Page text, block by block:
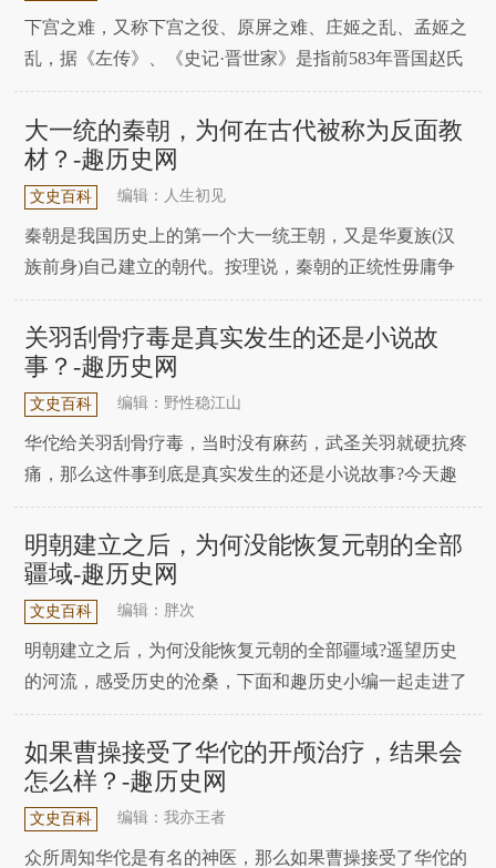
下宫之难，又称下宫之役、原屏之难、庄姬之乱、孟姬之
乱，据《左传》、《史记·晋世家》是指前583年晋国赵氏
家族原屏两支被灭，赵武一系夺回宗主的历史事件。此事
对赵氏打击不小，直到晋悼公时期赵武才让家族复兴。
《史记·赵世家》《史记·韩世家》误记其事发生在前597
年，虚构出"赵氏孤儿"的传奇故事，不过赵武复
大一统的秦朝，为何在古代被称为反面教
材？-趣历史网
文史百科 编辑：人生初见
秦朝是我国历史上的第一个大一统王朝，又是华夏族(汉
族前身)自己建立的朝代。按理说，秦朝的正统性毋庸争
议。但实际上却并非如此，秦朝一度作为历史上的反面教
材，其正统性也遭受过后世的否定。司马光在《资治通
鉴》中有一段《论正闰》。“闰”，即是“伪”。其中就言
道：天生烝民，其势不能自治，必相与戴君以治之...
关羽刮骨疗毒是真实发生的还是小说故
事？-趣历史网
文史百科 编辑：野性稳江山
华佗给关羽刮骨疗毒，当时没有麻药，武圣关羽就硬抗疼
痛，那么这件事到底是真实发生的还是小说故事?今天趣
历史小编给大家带来了相关内容，和大家一起分享。当时
关羽带领军队攻打樊城，不小心被对方的毒箭打中了左肩
膀，但是关羽一定坚持留下来继续作战，而他的病情也越
来越严重，正在这个时候，华佗出现了，而且要把关羽绑
明朝建立之后，为何没能恢复元朝的全部
疆域-趣历史网
文史百科 编辑：胖次
明朝建立之后，为何没能恢复元朝的全部疆域?遥望历史
的河流，感受历史的沧桑，下面和趣历史小编一起走进了
解。元朝灭亡之后，明朝其实也想过恢复元朝的全部疆
域。但遗憾的是，后来因为明朝先后发生了靖难之役，以
及后面的土木堡事变，直接让明朝错失了这个机会。说到
底，明朝没能完成这个宏伟目标，全都怪老朱的子孙后
代，
如果曹操接受了华佗的开颅治疗，结果会
怎么样？-趣历史网
文史百科 编辑：我亦王者
众所周知华佗是有名的神医，那么如果曹操接受了华佗的